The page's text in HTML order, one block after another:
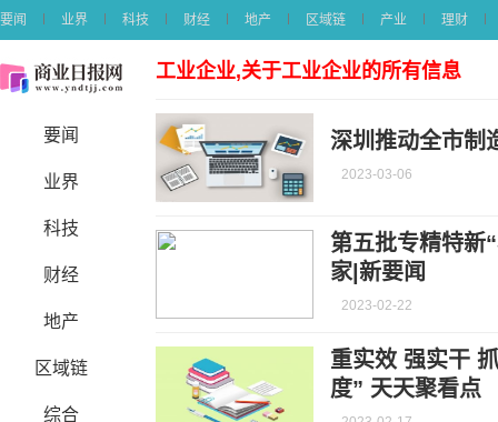
要闻 业界 科技 财经 地产 区域链 产业 理财
要闻
业界
科技
财经
地产
区域链
综合
工业企业,关于工业企业的所有信息
深圳推动全市制
2023-03-06
第五批专精特新
家|新要闻
2023-02-22
重实效 强实干
度” 天天聚看点